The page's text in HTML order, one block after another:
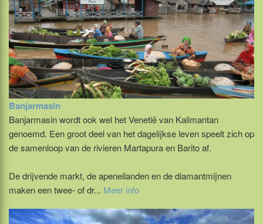
Banjarmasin
Banjarmasin wordt ook wel het Venetië van Kalimantan
genoemd. Een groot deel van het dagelijkse leven speelt zich op
de samenloop van de rivieren Martapura en Barito af.
De drijvende markt, de apeneilanden en de diamantmijnen
maken een twee- of dr... Meer info